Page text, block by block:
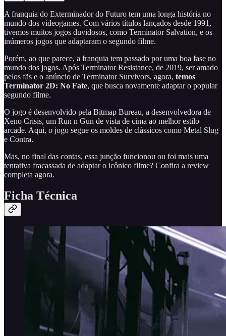
A franquia do Exterminador do Futuro tem uma longa história no
mundo dos videogames. Com vários títulos lançados desde 1991,
tivemos muitos jogos duvidosos, como Terminator Salvation, e os
inúmeros jogos que adaptaram o segundo filme.
Porém, ao que parece, a franquia tem passado por uma boa fase no
mundo dos jogos. Após Terminator Resistance, de 2019, ser amado
pelos fãs e o anúncio de Terminator Survivors, agora, temos
Terminator 2D: No Fate, que busca novamente adaptar o popular
segundo filme.
O jogo é desenvolvido pela Bitmap Bureau, a desenvolvedora de
Xeno Crisis, um Run n Gun de vista de cima ao melhor estilo
arcade. Aqui, o jogo segue os moldes de clássicos como Metal Slug
e Contra.
Mas, no final das contas, essa junção funcionou ou foi mais uma
tentativa fracassada de adaptar o icônico filme? Confira a review
completa agora.
Ficha Técnica